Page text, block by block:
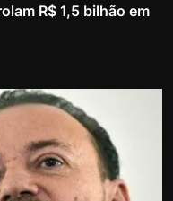
R$ 1,5 bilhão em